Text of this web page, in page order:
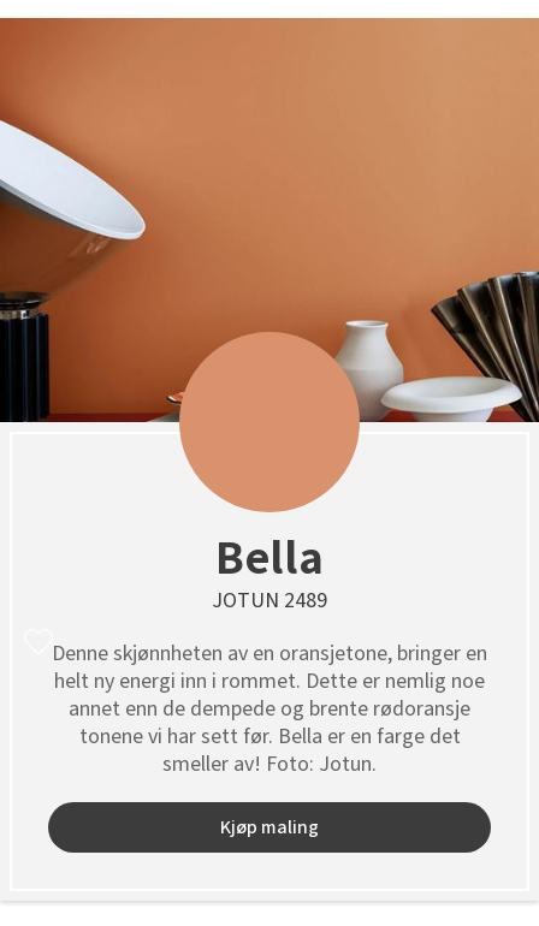
Bella
JOTUN 2489
Denne skjønnheten av en oransjetone, bringer en
helt ny energi inn i rommet. Dette er nemlig noe
annet enn de dempede og brente rødoransje
tonene vi har sett før. Bella er en farge det
smeller av! Foto: Jotun.
Kjøp maling